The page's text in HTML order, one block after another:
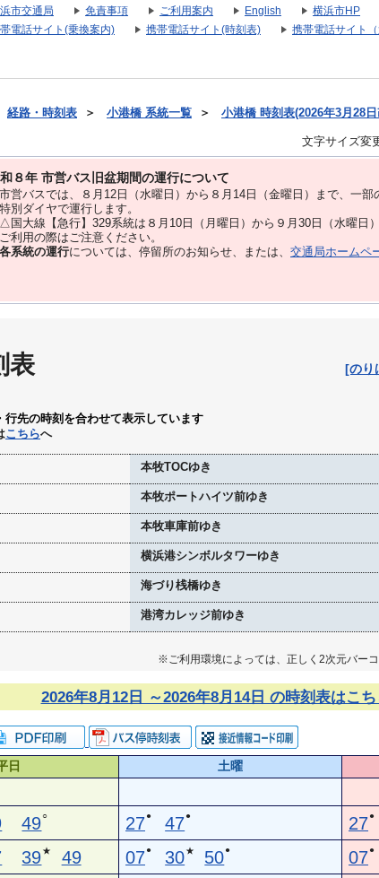
市交通局 免責事項 ご利用案内 English 横浜市HP
電話サイト(乗換案内)
携帯電話サイト(時刻表) 携帯電話サイト（
経路・時刻表 ＞ 小港橋 系統一覧 ＞ 小港橋 時刻表(2026年3月28
文字サイズ変
８年 市営バス旧盆期間の運行について
営バスでは、８⽉12⽇（水曜日）から８⽉14⽇（金曜日）まで、⼀部
別ダイヤで運⾏します。
大線【急行】329系統は８月10日（月曜日）から９月30日（水曜日）
利用の際はご注意ください。
各系統の運行については、停留所のお知らせ、または、 交通局ホームペ
表 [のり
先の時刻を合わせて表示しています
こちらへ
本牧TOCゆき
本牧ポートハイツ前ゆき
本牧車庫前ゆき
横浜港シンボルタワーゆき
海づり桟橋ゆき
港湾カレッジ前ゆき
※ご利用環境によっては、正しく2次元バー
2026年8月12日 ～2026年8月14日 の時刻表はこち
日 土曜
49○ 27● 47● 27●
39★ 49 07● 30★ 50● 07●